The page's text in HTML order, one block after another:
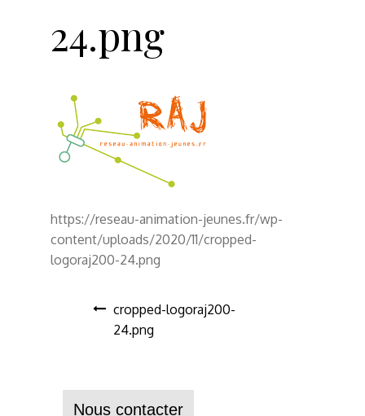
24.png
https://reseau-animation-jeunes.fr/wp-
content/uploads/2020/11/cropped-
logoraj200-24.png
cropped-logoraj200-
24.png
Nous contacter